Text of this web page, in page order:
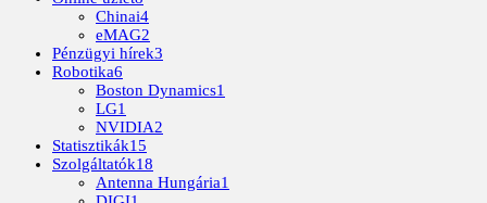
Chinai4
eMAG2
Pénzügyi hírek3
Robotika6
Boston Dynamics1
LG1
NVIDIA2
Statisztikák15
Szolgáltatók18
Antenna Hungária1